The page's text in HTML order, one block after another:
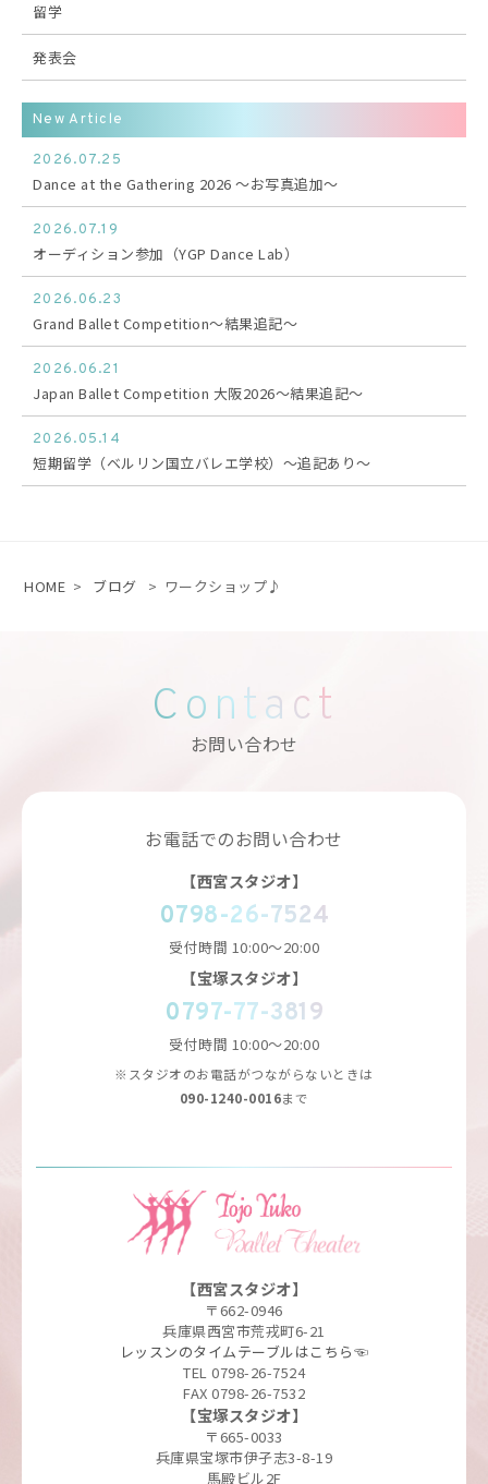
留学
発表会
New Article
2026.07.25
Dance at the Gathering 2026 〜お写真追加〜
2026.07.19
オーディション参加（YGP Dance Lab）
2026.06.23
Grand Ballet Competition〜結果追記〜
2026.06.21
Japan Ballet Competition 大阪2026〜結果追記〜
2026.05.14
短期留学（ベルリン国立バレエ学校）〜追記あり〜
HOME > ブログ > ワークショップ♪
Contact
お問い合わせ
お電話でのお問い合わせ
【西宮スタジオ】
0798-26-7524
受付時間 10:00～20:00
【宝塚スタジオ】
0797-77-3819
受付時間 10:00～20:00
※スタジオのお電話がつながらないときは
090-1240-0016まで
【西宮スタジオ】
〒662-0946
兵庫県西宮市荒戎町6-21
レッスンのタイムテーブルはこちら☜
TEL 0798-26-7524
FAX 0798-26-7532
【宝塚スタジオ】
〒665-0033
兵庫県宝塚市伊孑志3-8-19
馬殿ビル2F